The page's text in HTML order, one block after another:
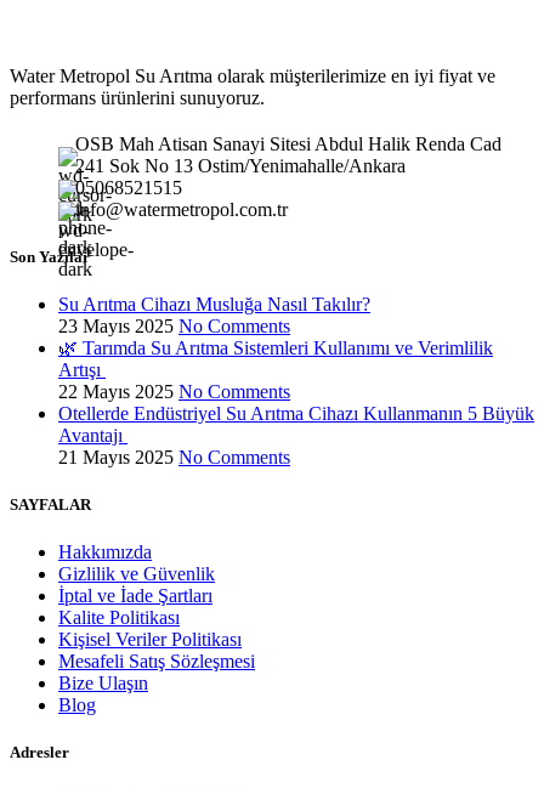
Water Metropol Su Arıtma olarak müşterilerimize en iyi fiyat ve
performans ürünlerini sunuyoruz.
OSB Mah Atisan Sanayi Sitesi Abdul Halik Renda Cad
241 Sok No 13 Ostim/Yenimahalle/Ankara
05068521515
info@watermetropol.com.tr
Son Yazılar
Su Arıtma Cihazı Musluğa Nasıl Takılır?
23 Mayıs 2025 No Comments
🌿 Tarımda Su Arıtma Sistemleri Kullanımı ve Verimlilik
Artışı
22 Mayıs 2025 No Comments
Otellerde Endüstriyel Su Arıtma Cihazı Kullanmanın 5 Büyük
Avantajı
21 Mayıs 2025 No Comments
SAYFALAR
Hakkımızda
Gizlilik ve Güvenlik
İptal ve İade Şartları
Kalite Politikası
Kişisel Veriler Politikası
Mesafeli Satış Sözleşmesi
Bize Ulaşın
Blog
Adresler